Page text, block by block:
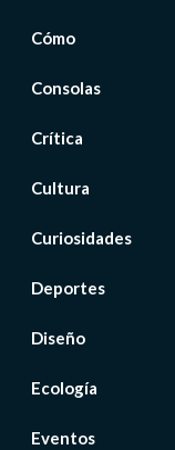
Cómo
Consolas
Crítica
Cultura
Curiosidades
Deportes
Diseño
Ecología
Eventos